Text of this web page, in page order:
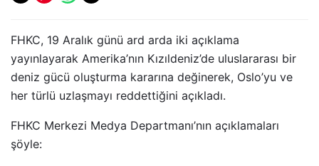
FHKC, 19 Aralık günü ard arda iki açıklama
yayınlayarak Amerika’nın Kızıldeniz’de uluslararası bir
deniz gücü oluşturma kararına değinerek, Oslo’yu ve
her türlü uzlaşmayı reddettiğini açıkladı.
FHKC Merkezi Medya Departmanı’nın açıklamaları
şöyle: